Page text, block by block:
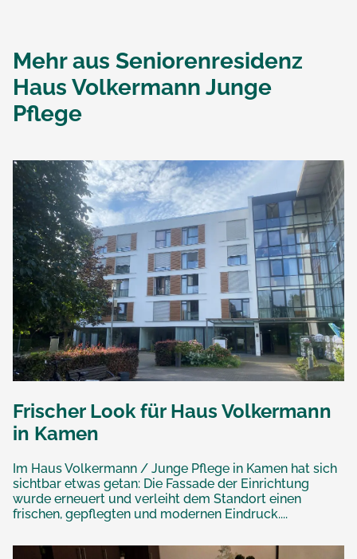
Mehr aus Seniorenresidenz
Haus Volkermann Junge
Pflege
Frischer Look für Haus Volkermann
in Kamen
Im Haus Volkermann / Junge Pflege in Kamen hat sich
sichtbar etwas getan: Die Fassade der Einrichtung
wurde erneuert und verleiht dem Standort einen
frischen, gepflegten und modernen Eindruck....